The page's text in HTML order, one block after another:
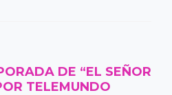
DE “EL SEÑOR
TELEMUNDO